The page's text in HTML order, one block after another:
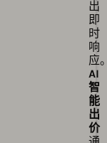
出
即
时
响
应
AI
智
能
出
价